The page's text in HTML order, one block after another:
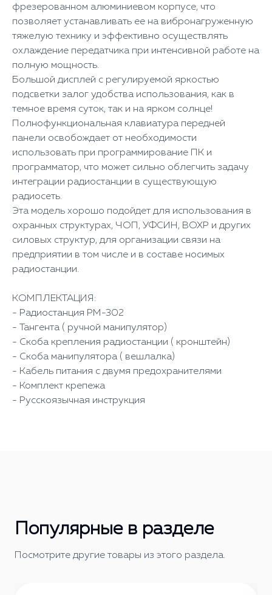
фрезерованном алюминиевом корпусе, что
позволяет устанавливать ее на вибронагруженную
тяжелую технику и эффективно осуществлять
охлаждение передатчика при интенсивной работе на
полную мощность.
Большой дисплей с регулируемой яркостью
подсветки залог удобства использования, как в
темное время суток, так и на ярком солнце!
Полнофункциональная клавиатура передней
панели освобождает от необходимости
использовать при программирование ПК и
программатор, что может сильно облегчить задачу
интеграции радиостанции в существующую
радиосеть.
Эта модель хорошо подойдет для использования в
охранных структурах, ЧОП, УФСИН, ВОХР и других
силовых структур, для организации связи на
предприятии в том числе и в составе носимых
радиостанции.
КОМПЛЕКТАЦИЯ:
- Радиостанция РМ-302
- Тангента ( ручной манипулятор)
- Скоба крепления радиостанции ( кронштейн)
- Скоба манипулятора ( вешлалка)
- Кабель питания с двумя предохранителями
- Комплект крепежа
- Русскоязычная инструкция
Популярные в разделе
Посмотрите другие товары из этого раздела.